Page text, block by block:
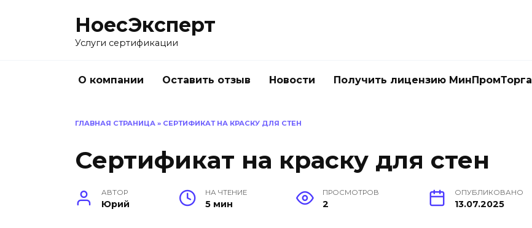
НоесЭксперт
Услуги сертификации
О компании Оставить отзыв Новости Получить лицензию МинПромТорга
ГЛАВНАЯ СТРАНИЦА » СЕРТИФИКАТ НА КРАСКУ ДЛЯ СТЕН
Сертификат на краску для стен
АВТОР
Юрий
НА ЧТЕНИЕ
5 мин
ПРОСМОТРОВ
2
ОПУБЛИКОВАНО
13.07.2025